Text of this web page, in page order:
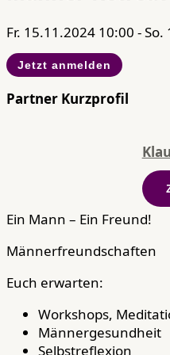
Fr. 15.11.2024 10:00 -
Jetzt anmelden
Partner Kurzprofil
Ein Mann – Ein Freund!
Männerfreundschaften
Euch erwarten:
Workshops,
Männergesundheit
Selbstreflexion